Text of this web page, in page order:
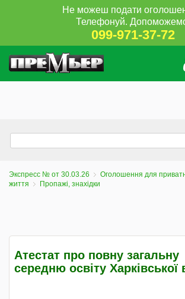
Не можеш подати
Телефонуй.
099-971-37-72
Экспресс № от 30.03.26 Оголошення для
життя
Пропажі, знахідки
Атестат про повну загальну
середню освіту Харківської